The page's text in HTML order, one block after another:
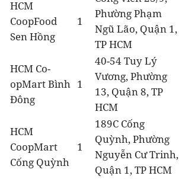
HCM
CoopFood
Sen Hồng
1
Phường Phạm
Ngũ Lão, Quận 1,
TP HCM
HCM Co-
opMart Bình
Đông
1
40-54 Tuy Lý
Vương, Phường
13, Quận 8, TP
HCM
HCM
CoopMart
Cống Quỳnh
1
189C Cống
Quỳnh, Phường
Nguyễn Cư Trinh,
Quận 1, TP HCM